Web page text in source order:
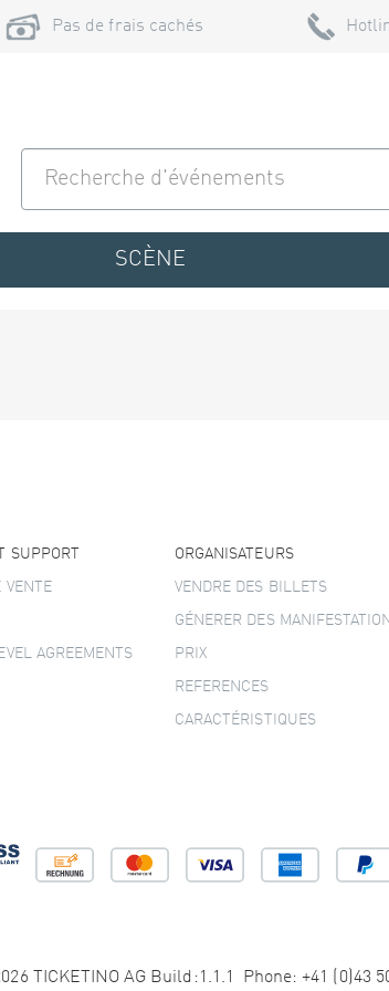
Pas de frais cachés
SCÈNE
SUPPORT
VENTE
AGREEMENTS
ORGANISATEURS
VENDRE DES BILLETS
GÉNERER DES
PRIX
REFERENCES
CARACTÉRISTIQUES
TICKETINO AG Build:1.1.1 Phone: +41 (0)43